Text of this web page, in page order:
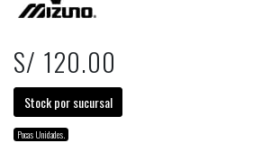
S/ 120.00
Stock por sucursal
Pocas Unidades.